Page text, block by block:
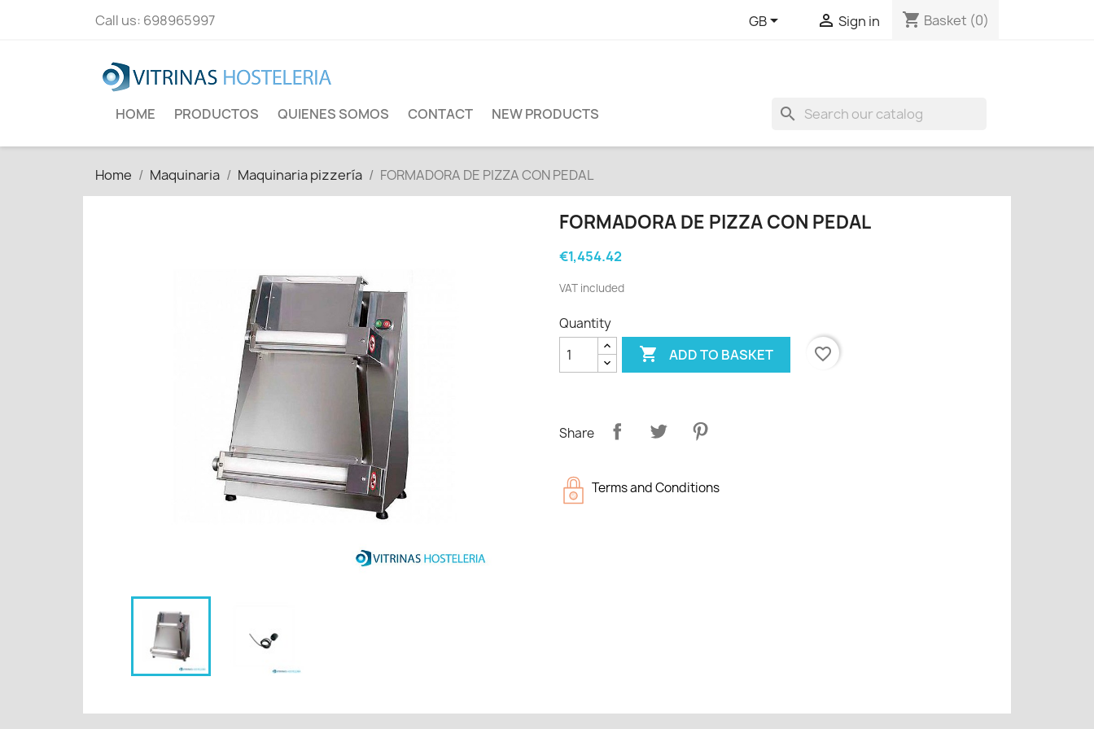
Call us: 698965997 GB  Sign in shopping_cart Basket (0)
HOME PRODUCTOS QUIENES SOMOS CONTACT NEW PRODUCTS search
Home Maquinaria Maquinaria pizzería FORMADORA DE PIZZA CON PEDAL
FORMADORA DE PIZZA CON PEDAL
€1,454.42
VAT included
Quantity
 ADD TO BASKET favorite_border
Share
Terms and Conditions